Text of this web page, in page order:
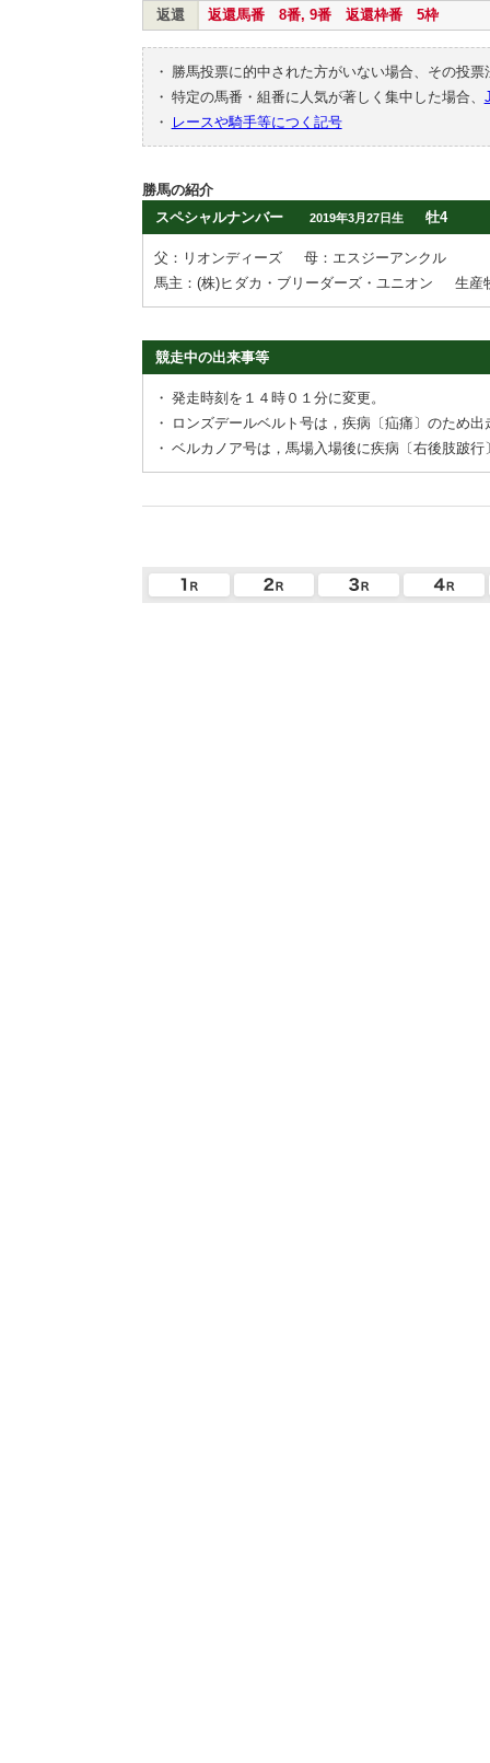
返還 返還馬番 8番, 9番 返還枠番 5枠
・
勝馬投票に的中された方がいない場合、その投
・ 特定の馬番・組番に人気が著しく集中した場合、
・
レースや騎手等につく記号
勝馬の紹介
スペシャルナンバー
2019年3月27日生 牡4
父：リオンディーズ
母：エスジーアンクル
馬主：(株)ヒダカ・ブリーダーズ・ユニオン
生産
競走中の出来事等
・ 発走時刻を１４時０１分に変更。
・
ロンズデールベルト号は，疾病〔疝痛〕のため出
・ ベルカノア号は，馬場入場後に疾病〔右後肢跛